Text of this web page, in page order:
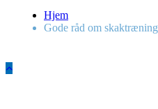
Hjem
Gode råd om skaktræning